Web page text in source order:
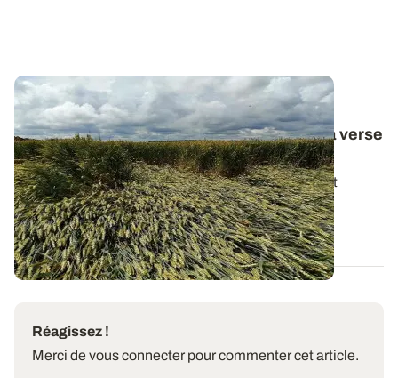
Pluie, vent, orages - Céréales en cours de
remplissage : quelles conséquences de la verse
à ce stade ?
Des phénomènes de verse peuvent être localement
observés dans les céréales suite aux...
25 JUIN 2021
Réagissez !
Merci de vous connecter pour commenter cet article.